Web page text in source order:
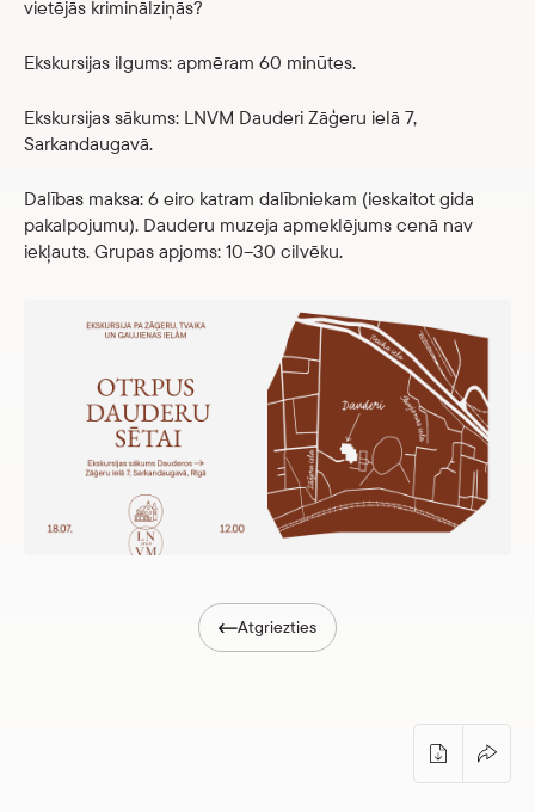
vietējās kriminālziņās?
Ekskursijas ilgums: apmēram 60 minūtes.
Ekskursijas sākums: LNVM Dauderi Zāģeru ielā 7,
Sarkandaugavā.
Dalības maksa: 6 eiro katram dalībniekam (ieskaitot gida
pakalpojumu). Dauderu muzeja apmeklējums cenā nav
iekļauts. Grupas apjoms: 10–30 cilvēku.
Atgriezties